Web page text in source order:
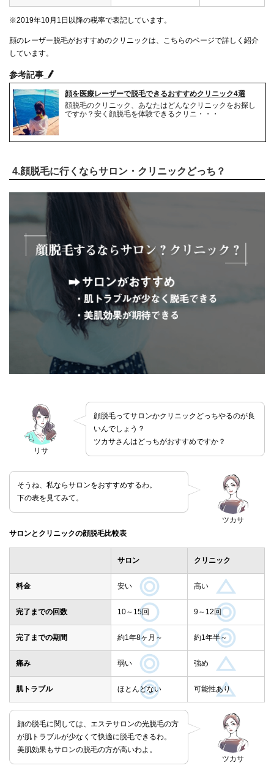
※2019年10月1日以降の税率で表記しています。
顔のレーザー脱毛がおすすめのクリニックは、こちらのページで詳しく紹介
しています。
参考記事
顔を医療レーザーで脱毛できるおすすめクリニック4選
顔脱毛のクリニック、あなたはどんなクリニックをお探し
ですか？安く顔脱毛を体験できるクリニ・・・
4.顔脱毛に行くならサロン・クリニックどっち？
リサ
顔脱毛ってサロンかクリニックどっちやるのが良
いんでしょう？
ツカサさんはどっちがおすすめですか？
ツカサ
そうね、私ならサロンをおすすめするわ。
下の表を見てみて。
サロンとクリニックの顔脱毛比較表
サロン クリニック
料金 安い 高い
完了までの回数 10～15回 9～12回
完了までの期間 約1年8ヶ月～ 約1年半～
痛み 弱い 強め
肌トラブル ほとんどない 可能性あり
ツカサ
顔の脱毛に関しては、エステサロンの光脱毛の方
が肌トラブルが少なくて快適に脱毛できるわ。
美肌効果もサロンの脱毛の方が高いわよ。